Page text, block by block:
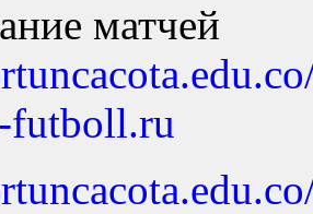
матчей
futboll.ru